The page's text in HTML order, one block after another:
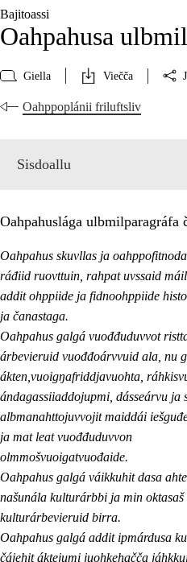
Bajitoassi
Oahpahusa ulbmil
Giella Viečča
Oahppoplánii friluftsliv
Sisdoallu
Oahpahuslága ulbmilparagráfa
Oahpahus skuvllas ja
ráđiid ruovttuin, rahpat uvssaid
addit ohppiide ja fidnoohppiide
ja čanastaga.
Oahpahus galgá vuođđuduvvot
árbevieruid vuođđoárvvuid ala, nu
ákten,vuoigŋafriddjavuohta,
ándagassiiaddojupmi, dásseárvu ja
albmanahttojuvvojit maiddái
ja mat leat vuođđuduvvon
olmmošvuoigatvuođaide.
Oahpahus galgá váikkuhit dasa
našunála kulturárbbi ja min oktasaš
kulturárbevieruid birra.
Oahpahus galgá addit ipmárdusa
čájehit áktejumi juohkehačča